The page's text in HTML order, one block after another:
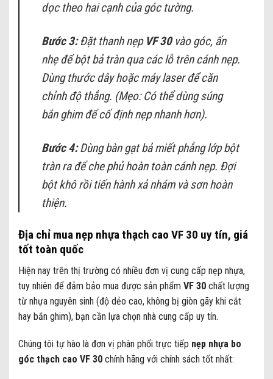
dọc theo hai cạnh của góc tường.
Bước 3:Đặt thanh nẹp VF 30vào góc, ấn
nhẹ để bột bả tràn qua các lỗ trên cánh nẹp.
Dùng thước dây hoặc máy laser để căn
chỉnh độ thẳng. (Mẹo: Có thể dùng súng
bắn ghim để cố định nẹp nhanh hơn).
Bước 4:Dùng bàn gạt bả miết phẳng lớp bột
tràn ra để che phủ hoàn toàn cánh nẹp. Đợi
bột khô rồi tiến hành xả nhám và sơn hoàn
thiện.
Địa chỉ mua nẹp nhựa thạch cao VF 30 uy tín, giá
tốt toàn quốc
Hiện nay trên thị trường có nhiều đơn vị cung cấp nẹp nhựa,
tuy nhiên để đảm bảo mua được sản phẩm VF 30 chất lượng
từ nhựa nguyên sinh (độ dẻo cao, không bị giòn gãy khi cắt
hay bắn ghim), bạn cần lựa chọn nhà cung cấp uy tín.
Chúng tôi tự hào là đơn vị phân phối trực tiếp nẹp nhựa bo
góc thạch cao VF 30 chính hãng với chính sách tốt nhất: